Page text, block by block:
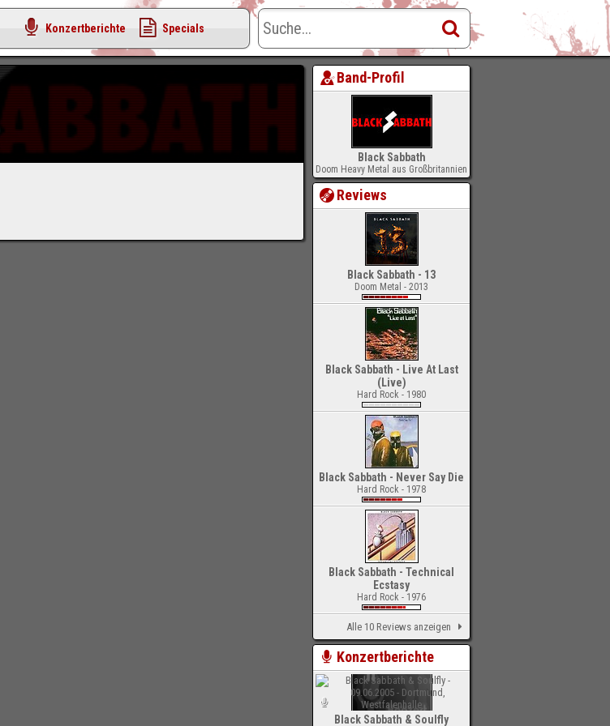
Band-Profil
Black Sabbath
Doom Heavy Metal aus Großbritannien
Reviews
Black Sabbath - 13
Doom Metal - 2013
Black Sabbath - Live At Last
(Live)
Hard Rock - 1980
Black Sabbath - Never Say Die
Hard Rock - 1978
Black Sabbath - Technical
Ecstasy
Hard Rock - 1976
Alle 10 Reviews anzeigen
Konzertberichte
Black Sabbath & Soulfly
Konzertberichte Specials